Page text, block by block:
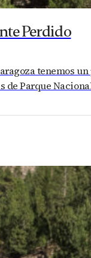
Perdido
tenemos
de Parque